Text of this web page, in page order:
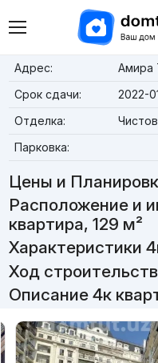
Адрес:
Амира
Срок сдачи:
2022-
Отделка:
Парковка:
Цены и
Расположение и
квартира, 129 м²
Характеристики
Ход
Описание 4к